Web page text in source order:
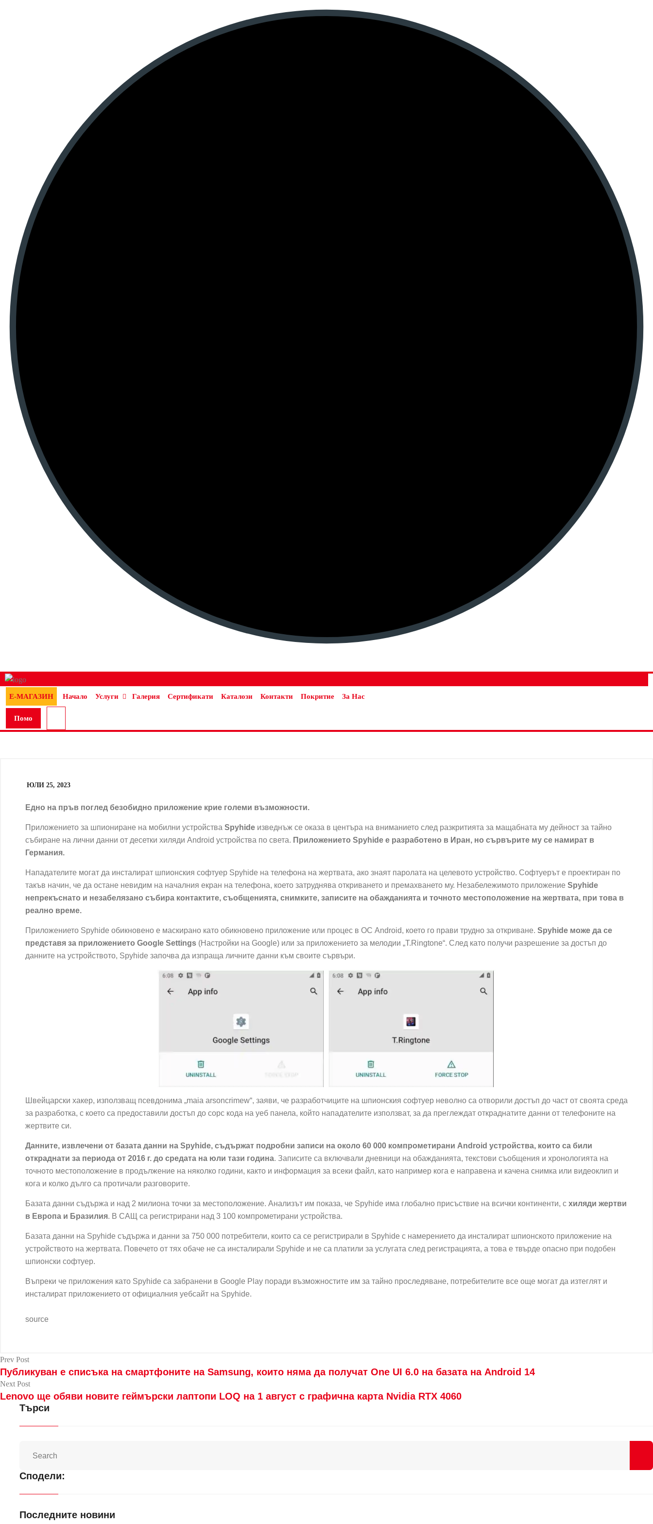
Е-МАГАЗИН Начало Услуги Галерия Сертификати Каталози Контакти Покритие За Нас
Помо
ЮЛИ 25, 2023
Едно на пръв поглед безобидно приложение крие големи възможности.
Приложението за шпиониране на мобилни устройства Spyhide изведнъж се оказа в центъра на вниманието след разкритията за мащабната му дейност за тайно
събиране на лични данни от десетки хиляди Android устройства по света. Приложението Spyhide е разработено в Иран, но сървърите му се намират в
Германия.
Нападателите могат да инсталират шпионския софтуер Spyhide на телефона на жертвата, ако знаят паролата на целевото устройство. Софтуерът е проектиран по
такъв начин, че да остане невидим на началния екран на телефона, което затруднява откриването и премахването му. Незабележимото приложение Spyhide
непрекъснато и незабелязано събира контактите, съобщенията, снимките, записите на обажданията и точното местоположение на жертвата, при това в
реално време.
Приложението Spyhide обикновено е маскирано като обикновено приложение или процес в ОС Android, което го прави трудно за откриване. Spyhide може да се
представя за приложението Google Settings (Настройки на Google) или за приложението за мелодии „T.Ringtone“. След като получи разрешение за достъп до
данните на устройството, Spyhide започва да изпраща личните данни към своите сървъри.
Швейцарски хакер, използващ псевдонима „maia arsoncrimew“, заяви, че разработчиците на шпионския софтуер неволно са отворили достъп до част от своята среда
за разработка, с което са предоставили достъп до сорс кода на уеб панела, който нападателите използват, за да преглеждат откраднатите данни от телефоните на
жертвите си.
Данните, извлечени от базата данни на Spyhide, съдържат подробни записи на около 60 000 компрометирани Android устройства, които са били
откраднати за периода от 2016 г. до средата на юли тази година. Записите са включвали дневници на обажданията, текстови съобщения и хронологията на
точното местоположение в продължение на няколко години, както и информация за всеки файл, като например кога е направена и качена снимка или видеоклип и
кога и колко дълго са протичали разговорите.
Базата данни съдържа и над 2 милиона точки за местоположение. Анализът им показа, че Spyhide има глобално присъствие на всички континенти, с хиляди жертви
в Европа и Бразилия. В САЩ са регистрирани над 3 100 компрометирани устройства.
Базата данни на Spyhide съдържа и данни за 750 000 потребители, които са се регистрирали в Spyhide с намерението да инсталират шпионското приложение на
устройството на жертвата. Повечето от тях обаче не са инсталирали Spyhide и не са платили за услугата след регистрацията, а това е твърде опасно при подобен
шпионски софтуер.
Въпреки че приложения като Spyhide са забранени в Google Play поради възможностите им за тайно проследяване, потребителите все още могат да изтеглят и
инсталират приложението от официалния уебсайт на Spyhide.
source
Prev Post
Публикуван е списъка на смартфоните на Samsung, които няма да получат One UI 6.0 на базата на Android 14
Next Post
Lenovo ще обяви новите геймърски лаптопи LOQ на 1 август с графична карта Nvidia RTX 4060
Търси
Сподели:
Последните новини